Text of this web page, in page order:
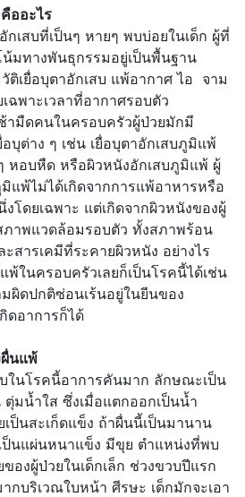
ออะไร
บที่เป็นๆ หายๆ พบบ่อยในเด็ก ผู้ที่
มทางพันธุกรรมอยู่เป็นพื้นฐาน
ติเยื่อบุตาอักเสบ แพ้อากาศ ไอ จาม
ฉพาะเวลาที่อากาศรอบตัว
ามืดคนในครอบครัวผู้ป่วยมักมี
บุต่าง ๆ เช่น เยื่อบุตาอักเสบภูมิแพ้
หอบหืด หรือผิวหนังอักเสบภูมิแพ้ ผู้
แพ้ไม่ได้เกิดจากการแพ้อาหารหรือ
งโดยเฉพาะ แต่เกิดจากผิวหนังของผู้
ภาพแวดล้อมรอบตัว ทั้งสภาพร้อน
สารเคมีที่ระคายผิวหนัง อย่างไร
ในครอบครัวเลยก็เป็นโรคนี้ได้เช่น
ผิดปกติซ่อนเร้นอยู่ในยีนของ
ดอาการก็ได้
นแพ้
รคนี้อาการคันมาก ลักษณะเป็น
มน้ำใส ซึ่งเมื่อแตกออกเป็นน้ำ
เป็นสะเก็ดแข็ง ถ้าผื่นนี้เป็นมานาน
เป็นแผ่นหนาแข็ง มีขุย ตำแหน่งที่พบ
องผู้ป่วยในเด็กเล็ก ช่วงขวบปีแรก
กบริเวณใบหน้า ศีรษะ เด็กมักจะเอา